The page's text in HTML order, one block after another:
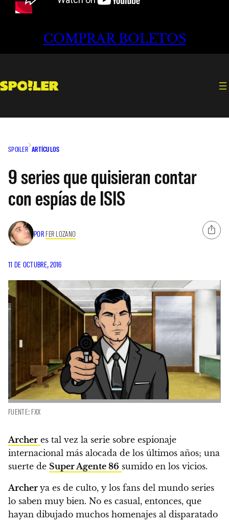
COMPRAR BOLETOS
SPOILER ARTÍCULOS
9 series que quisieran contar
con espías de ISIS
POR FER LOZANO
11 DE OCTUBRE, 2016
FUENTE: FXX
Archer es tal vez la serie sobre espionaje
internacional más alocada de los últimos años; una
suerte de Super Agente 86 sumido en los vicios.
Archer ya es de culto, y los fans del mundo series
lo saben muy bien. No es casual, entonces, que
hayan dibujado muchos homenajes al disparatado